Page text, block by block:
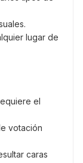
lugar de
el
votación
caras